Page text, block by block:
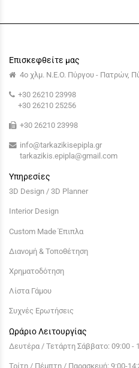
Επισκεφθείτε μας
4ο χλμ. Ν.Ε.Ο. Πύργου - Πατρών,
+30 26210 23998
+30 26210 25256
+30 26210 23998
info@tarkazikisepipla.gr
tarkazikis.epipla@gmail.com
Υπηρεσίες
3D Design / 3D Planner
Interior Design
Custom Made Έπιπλα
Διανομή & Τοποθέτηση
Χρηματοδότηση
Λίστα Γάμου
Συχνές Ερωτήσεις
Ωράριο Λειτουργίας
Δευτέρα / Τετάρτη Σάββατο: 09:00 -
Τρίτη / Πέμπτη / Παρασκευή: 9:00-